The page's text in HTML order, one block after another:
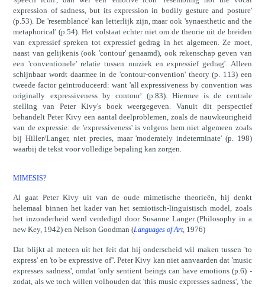
expression of sadness, but its expression in bodily gesture and posture'
(p.53). De 'resemblance' kan letterlijk zijn, maar ook 'synaesthetic and the
metaphorical' (p.54). Het volstaat echter niet om de theorie uit de breiden
van expressief spreken tot expressief gedrag in het algemeen. Ze moet,
naast van gelijkenis (ook 'contour' genaamd), ook rekenschap geven van
een 'conventionele' relatie tussen muziek en expressief gedrag'. Alleen
schijnbaar wordt daarmee in de 'contour-convention' theory (p. 113) een
tweede factor geïntroduceerd: want 'all expressiveness by convention was
originally expressiveness by contour' (p.83). Hiermee is de centrale
stelling van Peter Kivy's boek weergegeven. Vanuit dit perspectief
behandelt Peter Kivy een aantal deelproblemen, zoals de nauwkeurigheid
van de expressie: de 'expressiveness' is volgens hem niet algemeen zoals
bij Hiller/Langer, niet precies, maar 'moderately indeterminate' (p. 198)
waarbij de tekst voor volledige bepaling kan zorgen.
MIMESIS?
Al gaat Peter Kivy uit van de oude mimetische theorieën, hij denkt
helemaal binnen het kader van het semiotisch-linguistisch model, zoals
het inzonderheid werd verdedigd door Susanne Langer (Philosophy in a
new Key, 1942) en Nelson Goodman (Languages of Art, 1976)
Dat blijkt al meteen uit het feit dat hij onderscheid wil maken tussen 'to
express' en 'to be expressive of''. Peter Kivy kan niet aanvaarden dat 'music
expresses sadness', omdat 'only sentient beings can have emotions (p.6) -
zodat, als we toch willen volhouden dat 'this music expresses sadness', 'the